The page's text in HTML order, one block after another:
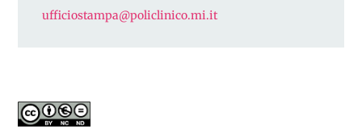
ufficiostampa@policlinico.mi.it